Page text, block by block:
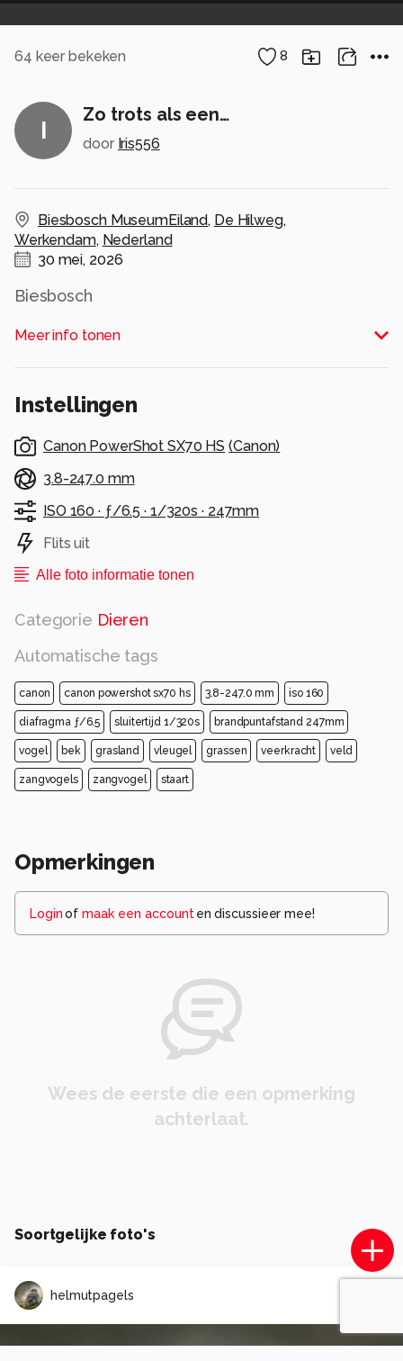
64 keer bekeken 8
I
Zo trots als een…
door Iris556
Biesbosch MuseumEiland, De Hilweg,
Werkendam, Nederland
30 mei, 2026
Biesbosch
Alle rechten voorbehouden
Meer info tonen
Instellingen
Canon PowerShot SX70 HS (Canon)
3.8-247.0 mm
ISO 160 · ƒ/6.5 · 1/320s · 247mm
Flits uit
Alle foto informatie tonen
Categorie Dieren
Automatische tags
canon canon powershot sx70 hs 3.8-247.0 mm iso 160
diafragma ƒ/6.5 sluitertijd 1/320s brandpuntafstand 247mm
vogel bek grasland vleugel grassen veerkracht veld
zangvogels zangvogel staart
Opmerkingen
Loginof maak een account en discussieer mee!
Wees de eerste die een opmerking
achterlaat.
Soortgelijke foto's
helmutpagels